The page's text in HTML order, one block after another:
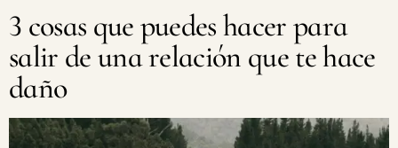
3 cosas que puedes hacer para
salir de una relación que te hace
daño